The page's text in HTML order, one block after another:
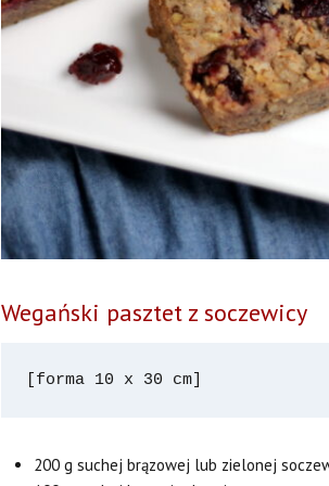
Wegański pasztet z soczewicy
[forma 10 x 30 cm]
200 g suchej brązowej lub zielonej